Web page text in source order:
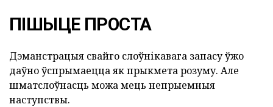
ПІШЫЦЕ ПРОСТА
Дэманстрацыя свайго слоўнікавага запасу ўжо
даўно ўспрымаецца як прыкмета розуму. Але
шматслоўнасць можа мець непрыемныя
наступствы.